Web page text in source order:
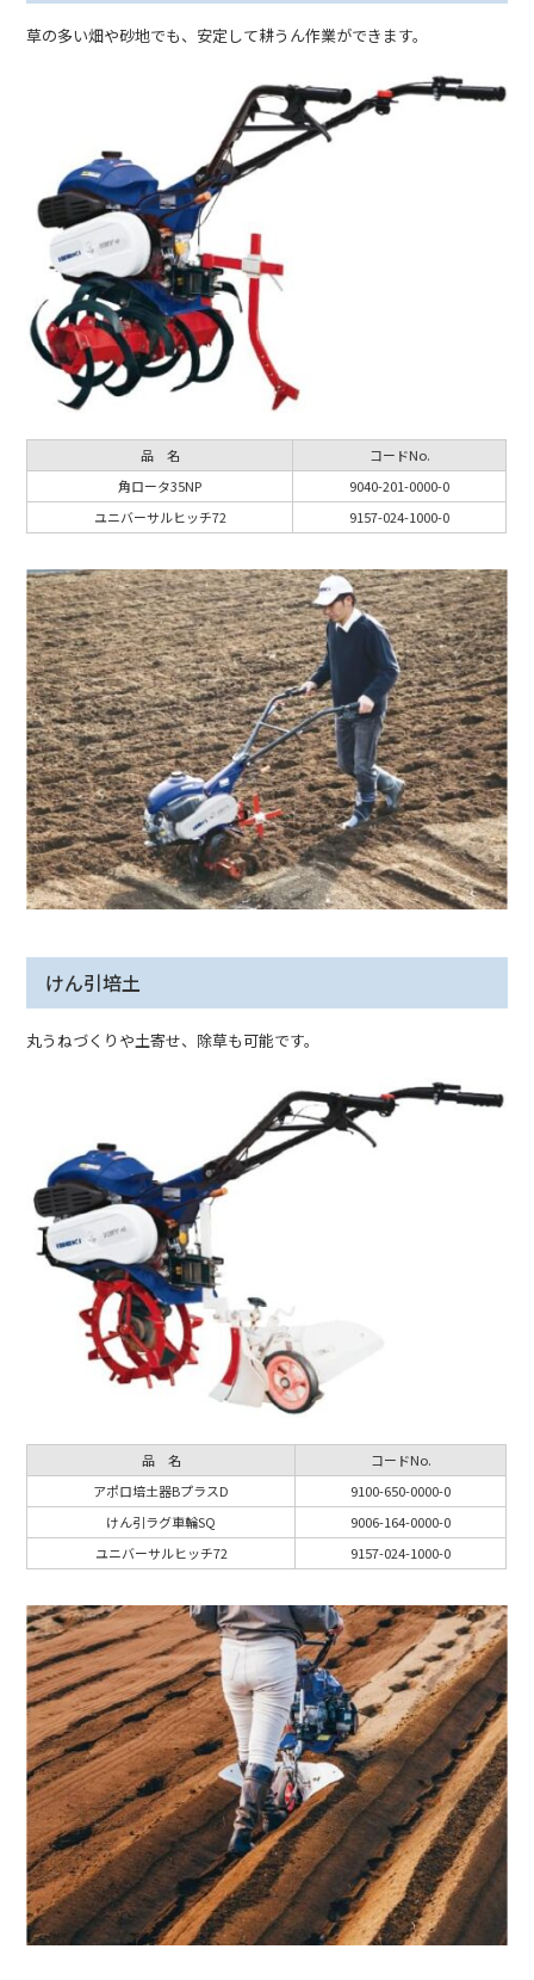
草の多い畑や砂地でも、安定して耕うん作業ができます。
品 名
コードNo.
角ロータ35NP
9040-201-0000-0
ユニバーサルヒッチ72
9157-024-1000-0
けん引培土
丸うねづくりや土寄せ、除草も可能です。
品 名
コードNo.
アポロ培土器BプラスD
9100-650-0000-0
けん引ラグ車輪SQ
9006-164-0000-0
ユニバーサルヒッチ72
9157-024-1000-0